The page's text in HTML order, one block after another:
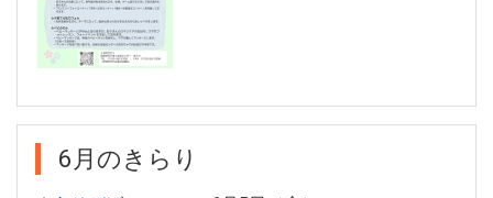
6月のきらり